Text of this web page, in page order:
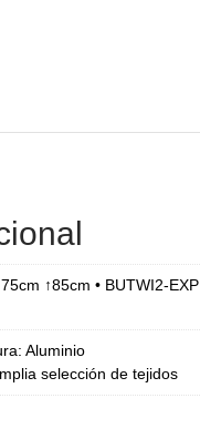
↑85cm • BUTWI2-EXP
Aluminio
selección de tejidos